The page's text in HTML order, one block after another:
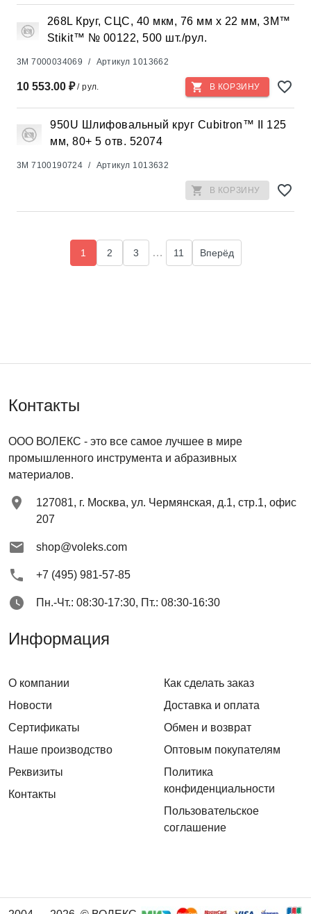
268L Круг, СЦС, 40 мкм, 76 мм х 22 мм, 3M™
Stikit™ № 00122, 500 шт./рул.
3M 7000034069 / Артикул 1013662
10 553.00 ₽/ рул. В КОРЗИНУ
950U Шлифовальный круг Cubitron™ II 125
мм, 80+ 5 отв. 52074
3M 7100190724 / Артикул 1013632
В КОРЗИНУ
1 2 3 … 11 Вперёд
Контакты
ООО ВОЛЕКС - это все самое лучшее в мире
промышленного инструмента и абразивных
материалов.
127081, г. Москва, ул. Чермянская, д.1, стр.1, офис
207
shop@voleks.com
+7 (495) 981-57-85
Пн.-Чт.: 08:30-17:30, Пт.: 08:30-16:30
Информация
О компании
Новости
Сертификаты
Наше производство
Реквизиты
Контакты
Как сделать заказ
Доставка и оплата
Обмен и возврат
Оптовым покупателям
Политика
конфиденциальности
Пользовательское
соглашение